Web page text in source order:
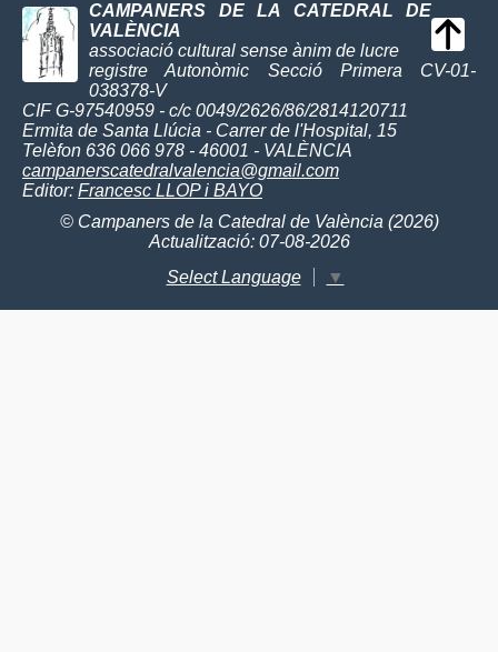
CAMPANERS DE LA CATEDRAL DE
VALÈNCIA
associació cultural sense ànim de lucre
registre Autonòmic Secció Primera CV-01-
038378-V
CIF G-97540959 - c/c 0049/2626/86/2814120711
Ermita de Santa Llúcia - Carrer de l'Hospital, 15
Telèfon 636 066 978 - 46001 - VALÈNCIA
campanerscatedralvalencia@gmail.com
Editor: Francesc LLOP i BAYO
© Campaners de la Catedral de València (2026)
Actualització: 07-08-2026
Select Language
▼